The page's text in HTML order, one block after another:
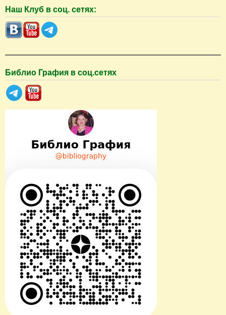
и
с
к
Наш Клуб в соц. сетях:
Библио Графия в соц.сетях